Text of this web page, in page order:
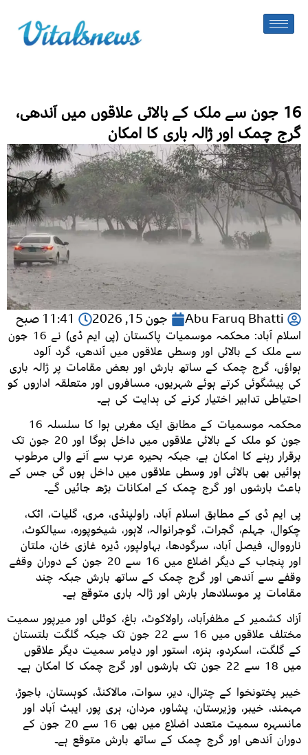
16 جون سے ملک کے بالائی علاقوں میں آندھی،
گرج چمک اور ژالہ باری کا امکان
Abu Faruq Bhatti جون 15, 2026 11:41 صبح
اسلام آباد: محکمہ موسمیات پاکستان (پی ایم ڈی) نے 16 جون
سے ملک کے بالائی اور وسطی علاقوں میں آندھی، گرد آلود
ہواؤں، گرج چمک کے ساتھ بارش اور بعض مقامات پر ژالہ باری
کی پیشگوئی کرتے ہوئے شہریوں، مسافروں اور متعلقہ اداروں کو
احتیاطی تدابیر اختیار کرنے کی ہدایت کی ہے۔
محکمہ موسمیات کے مطابق ایک مغربی ہوا کا سلسلہ 16
جون کو ملک کے بالائی علاقوں میں داخل ہوگا اور 20 جون تک
برقرار رہنے کا امکان ہے، جبکہ بحیرہ عرب سے آنے والی مرطوب
ہوائیں بھی بالائی اور وسطی علاقوں میں داخل ہوں گی جس کے
باعث بارشوں اور گرج چمک کے امکانات بڑھ جائیں گے۔
پی ایم ڈی کے مطابق اسلام آباد، راولپنڈی، مری، گلیات، اٹک،
چکوال، جہلم، گجرات، گوجرانوالہ، لاہور، شیخوپورہ، سیالکوٹ،
نارووال، فیصل آباد، سرگودھا، بہاولپور، ڈیرہ غازی خان، ملتان
اور پنجاب کے دیگر اضلاع میں 16 سے 20 جون کے دوران وقفے
وقفے سے آندھی اور گرج چمک کے ساتھ بارش جبکہ چند
مقامات پر موسلادھار بارش اور ژالہ باری متوقع ہے۔
آزاد کشمیر کے مظفرآباد، راولاکوٹ، باغ، کوٹلی اور میرپور سمیت
مختلف علاقوں میں 16 سے 22 جون تک جبکہ گلگت بلتستان
کے گلگت، اسکردو، ہنزہ، استور اور دیامر سمیت دیگر علاقوں
میں 18 سے 22 جون تک بارشوں اور گرج چمک کا امکان ہے۔
خیبر پختونخوا کے چترال، دیر، سوات، مالاکنڈ، کوہستان، باجوڑ،
مہمند، خیبر، وزیرستان، پشاور، مردان، ہری پور، ایبٹ آباد اور
مانسہرہ سمیت متعدد اضلاع میں بھی 16 سے 20 جون کے
دوران آندھی اور گرج چمک کے ساتھ بارش متوقع ہے۔